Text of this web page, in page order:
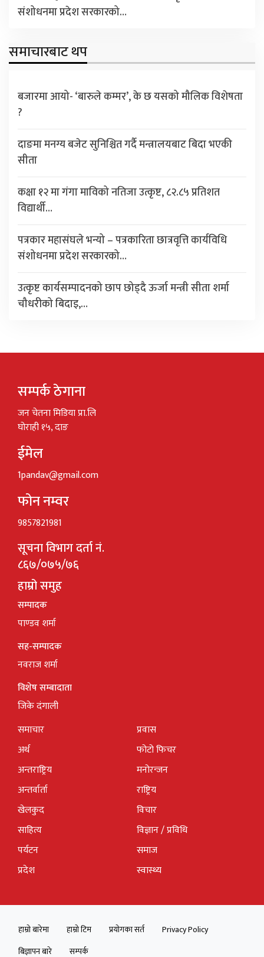
संशोधनमा प्रदेश सरकारको…
समाचारबाट थप
बजारमा आयो- ‘बारुले कम्मर’, के छ यसको मौलिक विशेषता
?
दाङमा मनग्य बजेट सुनिश्चित गर्दै मन्त्रालयबाट बिदा भएकी
सीता
कक्षा १२ मा गंगा माविको नतिजा उत्कृष्ट, ८२.८५ प्रतिशत
विद्यार्थी…
पत्रकार महासंघले भन्यो – पत्रकारिता छात्रवृत्ति कार्यविधि
संशोधनमा प्रदेश सरकारको…
उत्कृष्ट कार्यसम्पादनको छाप छोड्दै ऊर्जा मन्त्री सीता शर्मा
चौधरीको बिदाइ,…
सम्पर्क ठेगाना
जन चेतना मिडिया प्रा.लि
घोराही १५, दाङ
ईमेल
1pandav@gmail.com
फोन नम्वर
9857821981
सूचना विभाग दर्ता नं.
८६७/०७५/७६
हाम्रो समुह
सम्पादक
पाण्डव शर्मा
सह-सम्पादक
नवराज शर्मा
विशेष सम्बादाता
जिके दंगाली
समाचार
अर्थ
अन्तराष्ट्रिय
अन्तर्वार्ता
खेलकुद
साहित्य
पर्यटन
प्रदेश
प्रवास
फोटो फिचर
मनोरन्जन
राष्ट्रिय
विचार
विज्ञान / प्रविधि
समाज
स्वास्थ्य
हाम्रो बारेमा हाम्रो टिम प्रयोगका सर्त
Privacy Policy
बिज्ञापन बारे
सम्पर्क